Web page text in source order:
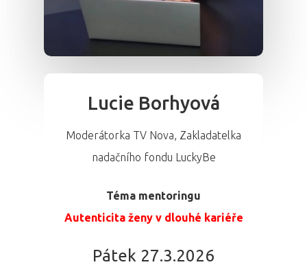
Lucie Borhyová
Moderátorka TV Nova, Zakladatelka
nadačního fondu LuckyBe
Téma mentoringu
Autenticita ženy v dlouhé kariéře
Pátek 27.3.2026